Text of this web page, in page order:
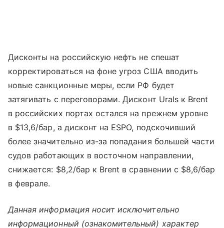
Дисконты на российскую нефть не спешат
корректироваться на фоне угроз США вводить
новые санкционные меры, если РФ будет
затягивать с переговорами. Дисконт Urals к Brent
в российских портах остался на прежнем уровне
в $13,6/бар, а дисконт на ESPO, подскочивший
более значительно из-за попадания большей части
судов работающих в восточном направлении,
снижается: $8,2/бар к Brent в сравнении с $8,6/бар
в феврале.
Данная информация носит исключительно
информационный (ознакомительный) характер